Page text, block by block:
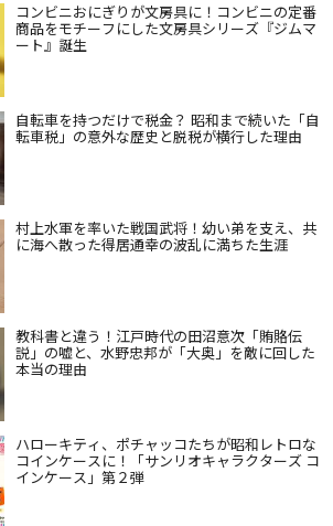
コンビニおにぎりが文房具に！コンビニの定番
商品をモチーフにした文房具シリーズ『ジムマ
ート』誕生
自転車を持つだけで税金？ 昭和まで続いた「自
転車税」の意外な歴史と脱税が横行した理由
村上水軍を率いた戦国武将！幼い弟を支え、共
に海へ散った得居通幸の波乱に満ちた生涯
教科書と違う！江戸時代の田沼意次「賄賂伝
説」の嘘と、水野忠邦が「大奥」を敵に回した
本当の理由
ハローキティ、ポチャッコたちが昭和レトロな
コインケースに！「サンリオキャラクターズ コ
インケース」第２弾